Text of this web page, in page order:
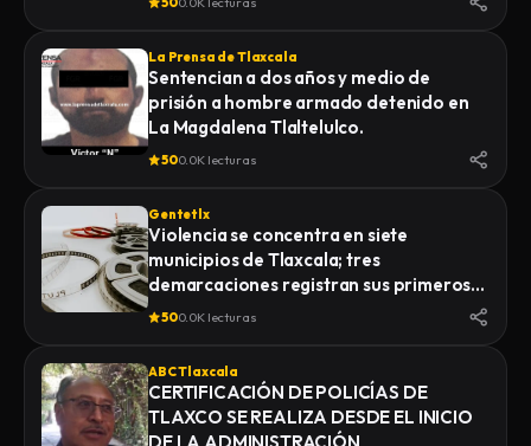
La Prensa de Tlaxcala
Sentencian a dos años y medio de
prisión a hombre armado detenido en
La Magdalena Tlaltelulco.
500.0K lecturas
Gentetlx
Violencia se concentra en siete
municipios de Tlaxcala; tres
demarcaciones registran sus primeros
homicidios de 2026
500.0K lecturas
ABC Tlaxcala
CERTIFICACIÓN DE POLICÍAS DE
TLAXCO SE REALIZA DESDE EL INICIO